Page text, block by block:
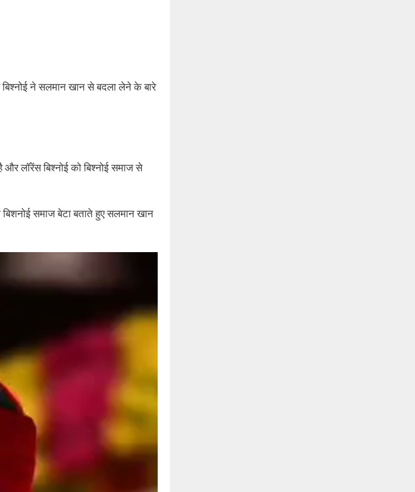
ने सलमान खान से बदला लेने के बारे
लॉरेंस बिश्नोई को बिश्नोई समाज से
समाज बेटा बताते हुए सलमान खान